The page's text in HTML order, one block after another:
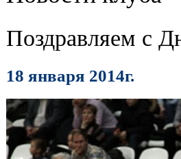
Поздравляем с
18 января 2014г.